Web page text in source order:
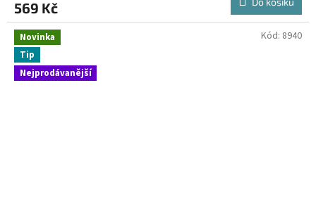
569 Kč
Novinka
Tip
Nejprodávanější
Kód: 8940